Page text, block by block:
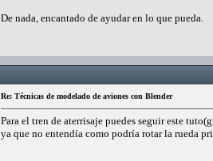
De nada, encantado de ayudar en lo que pueda.
Re: Técnicas de modelado de aviones con Blender
Para el tren de aterrisaje puedes seguir este
ya que no entendía como podría rotar la rueda